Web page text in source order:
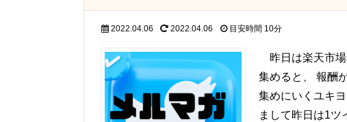
2022.04.06 2022.04.06 目安時間 10分
昨日は楽天市
集めると、 報酬
集めにいくユキ
まして昨日は1ツ